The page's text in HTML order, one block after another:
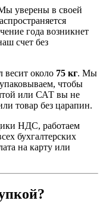
уверены в своей
года возникнет
счет без
весит около 75 кг. Мы
чтобы
или САТ вы не
товар без царапин.
НДС, работаем
бухгалтерских
на карту или